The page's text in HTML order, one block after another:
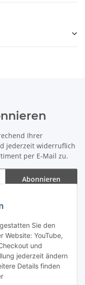
Sie den
Website: YouTube,
und
jederzeit ändern
Details finden
Ihrer
jederzeit widerruflich
per E-Mail zu.
Abonnieren